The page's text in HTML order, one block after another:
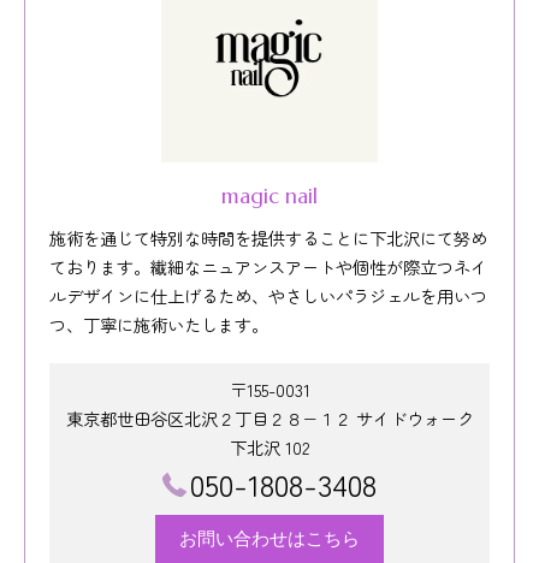
magic nail
施術を通じて特別な時間を提供することに下北沢にて努め
ております。繊細なニュアンスアートや個性が際立つネイ
ルデザインに仕上げるため、やさしいパラジェルを用いつ
つ、丁寧に施術いたします。
〒155-0031
東京都世田谷区北沢２丁目２８−１２ サイドウォーク
下北沢 102
050-1808-3408
お問い合わせはこちら